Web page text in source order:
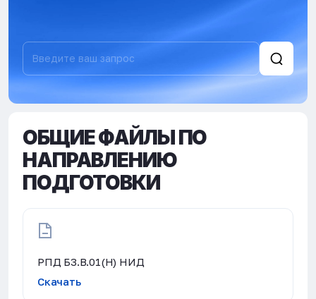
ОБЩИЕ ФАЙЛЫ ПО
НАПРАВЛЕНИЮ
ПОДГОТОВКИ
РПД Б3.В.01(Н) НИД
Скачать